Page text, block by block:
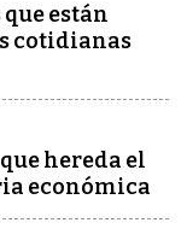
están
cotidianas
hereda el
económica